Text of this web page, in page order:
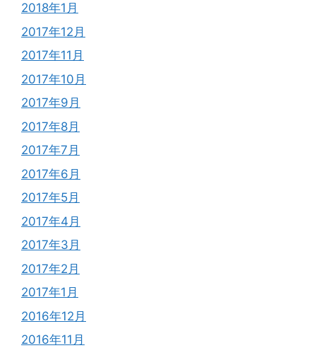
2018年1月
2017年12月
2017年11月
2017年10月
2017年9月
2017年8月
2017年7月
2017年6月
2017年5月
2017年4月
2017年3月
2017年2月
2017年1月
2016年12月
2016年11月